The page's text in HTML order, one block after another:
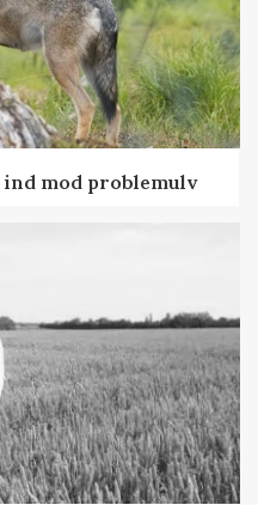
mod problemulv